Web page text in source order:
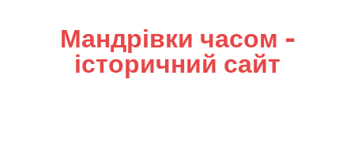
Мандрівки часом –
історичний сайт